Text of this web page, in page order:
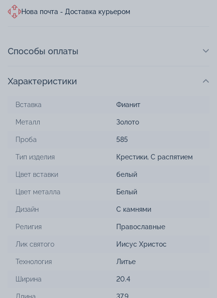
Нова почта - Доставка курьером
Способы оплаты
Характеристики
Вставка Фианит
Металл Золото
Проба 585
Тип изделия Крестики, С распятием
Цвет вставки белый
Цвет металла Белый
Дизайн С камнями
Религия Православные
Лик святого Иисус Христос
Технология Литье
Ширина 20.4
Длина 37.9